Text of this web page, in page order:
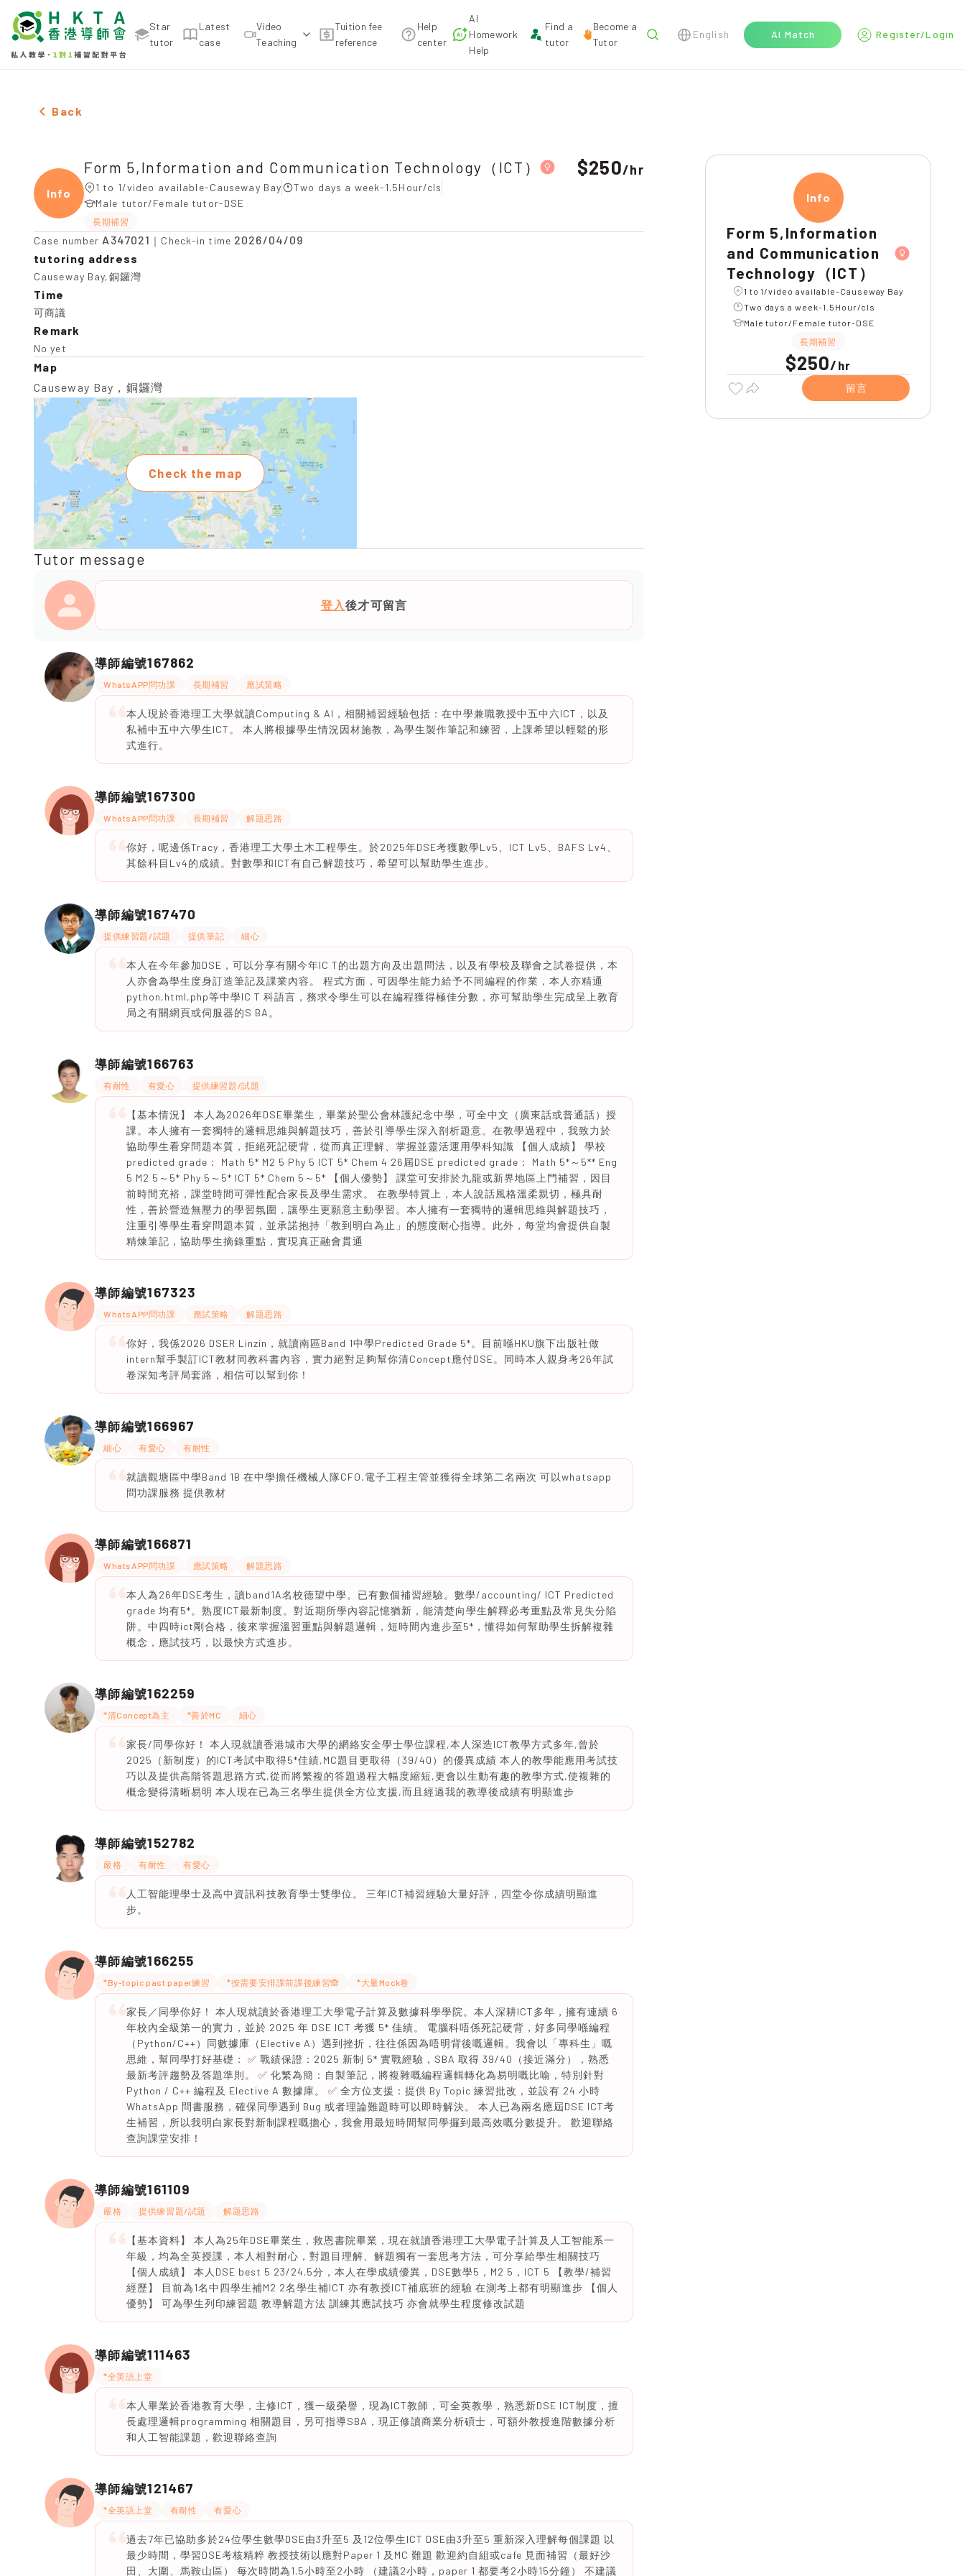
Star
tutor
Latest
case
Video
Teaching
Tuition fee
reference
Help
center
AI
Homework
Help
Find a
tutor
Become a
Tutor
English AI Match Register/Login
Female Form 5,Information and Communication Technology（ICT），Causeway Bay Tuition recommendation
Back
Infor
Form 5,Information and Communication Technology（ICT）
1 to 1/video available-Causeway Bay
Two days a week-1.5Hour/cls
Male tutor/Female tutor-DSE
長期補習
$250/hr
Case number A347021 ｜Check-in time 2026/04/09
tutoring address
Causeway Bay,銅鑼灣
Time
可商議
Remark
No yet
Map
Causeway Bay，銅鑼灣
Check the map
Tutor message
登入後才可留言
導師編號167862
WhatsAPP問功課 長期補習 應試策略
本人現於香港理工大學就讀Computing & AI，相關補習經驗包括：在中學兼職教授中五中六ICT，以及
私補中五中六學生ICT。 本人將根據學生情況因材施教，為學生製作筆記和練習，上課希望以輕鬆的形
式進行。
導師編號167300
WhatsAPP問功課 長期補習 解題思路
你好，呢邊係Tracy，香港理工大學土木工程學生。於2025年DSE考獲數學Lv5、ICT Lv5、BAFS Lv4、
其餘科目Lv4的成績。對數學和ICT有自己解題技巧，希望可以幫助學生進步。
導師編號167470
提供練習題/試題 提供筆記 細心
本人在今年參加DSE，可以分享有關今年IC T的出題方向及出題問法，以及有學校及聯會之試卷提供，本
人亦會為學生度身訂造筆記及課業內容。 程式方面，可因學生能力給予不同編程的作業，本人亦精通
python,html,php等中學IC T 科語言，務求令學生可以在編程獲得極佳分數，亦可幫助學生完成呈上教育
局之有關網頁或伺服器的S BA。
導師編號166763
有耐性 有愛心 提供練習題/試題
【基本情況】 本人為2026年DSE畢業生，畢業於聖公會林護紀念中學，可全中文（廣東話或普通話）授
課。本人擁有一套獨特的邏輯思維與解題技巧，善於引導學生深入剖析題意。在教學過程中，我致力於
協助學生看穿問題本質，拒絕死記硬背，從而真正理解、掌握並靈活運用學科知識 【個人成績】 學校
predicted grade： Math 5* M2 5 Phy 5 ICT 5* Chem 4 26屆DSE predicted grade： Math 5*～5** Eng
5 M2 5～5* Phy 5～5* ICT 5* Chem 5～5* 【個人優勢】 課堂可安排於九龍或新界地區上門補習，因目
前時間充裕，課堂時間可彈性配合家長及學生需求。 在教學特質上，本人說話風格溫柔親切，極具耐
性，善於營造無壓力的學習氛圍，讓學生更願意主動學習。本人擁有一套獨特的邏輯思維與解題技巧，
注重引導學生看穿問題本質，並承諾抱持「教到明白為止」的態度耐心指導。此外，每堂均會提供自製
精煉筆記，協助學生摘錄重點，實現真正融會貫通
導師編號167323
WhatsAPP問功課 應試策略 解題思路
你好，我係2026 DSER Linzin，就讀南區Band 1中學Predicted Grade 5*。目前喺HKU旗下出版社做
intern幫手製訂ICT教材同教科書內容，實力絕對足夠幫你清Concept應付DSE。同時本人親身考26年試
卷深知考評局套路，相信可以幫到你！
導師編號166967
細心 有愛心 有耐性
就讀觀塘區中學Band 1B 在中學擔任機械人隊CFO,電子工程主管並獲得全球第二名兩次 可以whatsapp
問功課服務 提供教材
導師編號166871
WhatsAPP問功課 應試策略 解題思路
本人為26年DSE考生，讀band1A名校德望中學。已有數個補習經驗。數學/accounting/ ICT Predicted
grade 均有5*。熟度ICT最新制度。對近期所學內容記憶猶新，能清楚向學生解釋必考重點及常見失分陷
阱。中四時ict剛合格，後來掌握溫習重點與解題邏輯，短時間內進步至5*，懂得如何幫助學生拆解複雜
概念，應試技巧，以最快方式進步。
導師編號162259
*清Concept為主 *善於MC 細心
家長/同學你好！ 本人現就讀香港城市大學的網絡安全學士學位課程,本人深造ICT教學方式多年,曾於
2025（新制度）的ICT考試中取得5*佳績,MC題目更取得（39/40）的優異成績 本人的教學能應用考試技
巧以及提供高階答題思路方式,從而將繁複的答題過程大幅度縮短,更會以生動有趣的教學方式,使複雜的
概念變得清晰易明 本人現在已為三名學生提供全方位支援,而且經過我的教導後成績有明顯進步
導師編號152782
嚴格 有耐性 有愛心
人工智能理學士及高中資訊科技教育學士雙學位。 三年ICT補習經驗大量好評，四堂令你成績明顯進
步。
導師編號166255
*By-topic past paper練習 *按需要安排課前課後練習🙈 *大量Mock卷
家長／同學你好！ 本人現就讀於香港理工大學電子計算及數據科學學院。本人深耕ICT多年，擁有連續 6
年校內全級第一的實力，並於 2025 年 DSE ICT 考獲 5* 佳績。 電腦科唔係死記硬背，好多同學喺編程
（Python/C++）同數據庫（Elective A）遇到挫折，往往係因為唔明背後嘅邏輯。我會以「專科生」嘅
思維，幫同學打好基礎： ✅ 戰績保證：2025 新制 5* 實戰經驗，SBA 取得 39/40（接近滿分），熟悉
最新考評趨勢及答題準則。 ✅ 化繁為簡：自製筆記，將複雜嘅編程邏輯轉化為易明嘅比喻，特別針對
Python / C++ 編程及 Elective A 數據庫。 ✅ 全方位支援：提供 By Topic 練習批改，並設有 24 小時
WhatsApp 問書服務，確保同學遇到 Bug 或者理論難題時可以即時解決。 本人已為兩名應屆DSE ICT考
生補習，所以我明白家長對新制課程嘅擔心，我會用最短時間幫同學攞到最高效嘅分數提升。 歡迎聯絡
查詢課堂安排！
導師編號161109
嚴格 提供練習題/試題 解題思路
【基本資料】 本人為25年DSE畢業生，救恩書院畢業，現在就讀香港理工大學電子計算及人工智能系一
年級，均為全英授課，本人相對耐心，對題目理解、解題獨有一套思考方法，可分享給學生相關技巧
【個人成績】 本人DSE best 5 23/24.5分，本人在學成績優異，DSE數學5，M2 5，ICT 5 【教學/補習
經歷】 目前為1名中四學生補M2 2名學生補ICT 亦有教授ICT補底班的經驗 在測考上都有明顯進步 【個人
優勢】 可為學生列印練習題 教導解題方法 訓練其應試技巧 亦會就學生程度修改試題
導師編號111463
*全英語上堂
本人畢業於香港教育大學，主修ICT，獲一級榮譽，現為ICT教師，可全英教學，熟悉新DSE ICT制度，擅
長處理邏輯programming 相關題目，另可指導SBA，現正修讀商業分析碩士，可額外教授進階數據分析
和人工智能課題，歡迎聯絡查詢
導師編號121467
*全英語上堂 有耐性 有愛心
過去7年已協助多於24位學生數學DSE由3升至5 及12位學生ICT DSE由3升至5 重新深入理解每個課題 以
最少時間，學習DSE考核精粹 教授技術以應對Paper 1 及MC 難題 歡迎約自組或cafe 見面補習（最好沙
田、大圍、馬鞍山區） 每次時間為1.5小時至2小時 （建議2小時，paper 1 都要考2小時15分鐘） 不建議
Infor
Form 5,Information
and Communication
Technology（ICT）
1 to 1/video available-Causeway Bay
Two days a week-1.5Hour/cls
Male tutor/Female tutor-DSE
長期補習
$250/ hr
留言